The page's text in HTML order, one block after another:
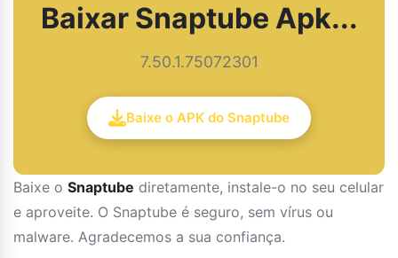
Baixar Snaptube Apk...
7.50.1.75072301
Baixe o APK do Snaptube
Baixe o Snaptube diretamente, instale-o no seu celular
e aproveite. O Snaptube é seguro, sem vírus ou
malware. Agradecemos a sua confiança.